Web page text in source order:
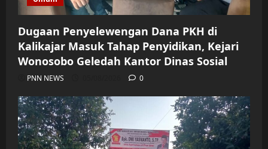
Dugaan Penyelewengan Dana PKH di
Kalikajar Masuk Tahap Penyidikan, Kejari
Wonosobo Geledah Kantor Dinas Sosial
PNN NEWS 0